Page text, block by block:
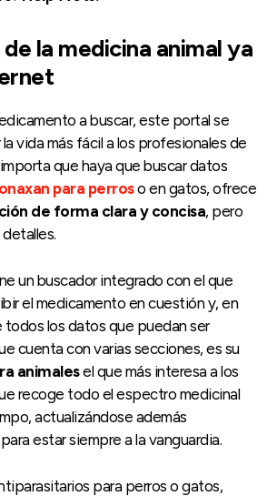
la medicina animal ya
a buscar, este portal se
vida más fácil a los profesionales de
que haya que buscar datos
para perroso en gatos, ofrece
de forma clara y concisa, pero
detalles.
un buscador integrado con el que
el medicamento en cuestión y, en
los datos que puedan ser
cuenta con varias secciones, es su
animalesel que más interesa a los
recoge todo el espectro medicinal
actualizándose además
estar siempre a la vanguardia.
para perros o gatos,